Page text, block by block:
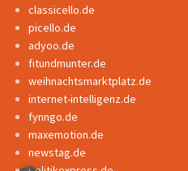
classicello.de
picello.de
adyoo.de
fitundmunter.de
weihnachtsmarktplatz.de
internet-intelligenz.de
fynngo.de
maxemotion.de
newstag.de